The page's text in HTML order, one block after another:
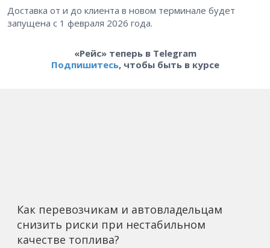
Доставка от и до клиента в новом терминале будет
запущена с 1 февраля 2026 года.
«Рейс» теперь в Telegram
Подпишитесь, чтобы быть в курсе
Как перевозчикам и автовладельцам
снизить риски при нестабильном
качестве топлива?